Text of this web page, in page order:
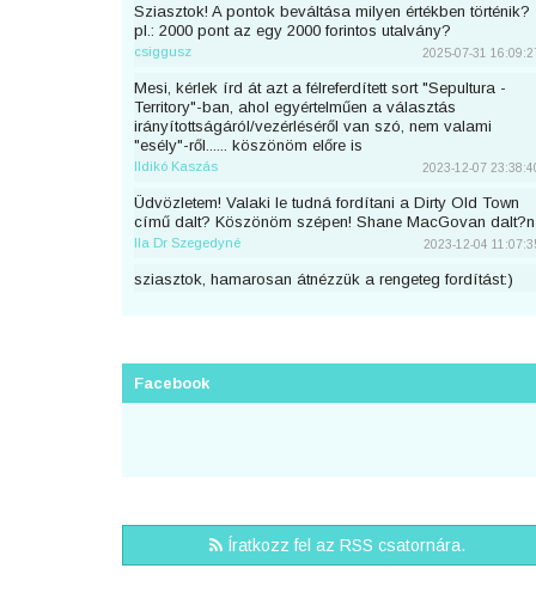
Sziasztok! A pontok beváltása milyen értékben történik?
pl.: 2000 pont az egy 2000 forintos utalvány?
csiggusz 2025-07-31
Mesi, kérlek írd át azt a félreferdített sort "Sepultura -
Territory"-ban, ahol egyértelműen a választás
irányítottságáról/vezérléséről van szó, nem valami
"esély"-ről...... köszönöm előre is
Ildikó Kaszás 2023-12-07
Üdvözletem! Valaki le tudná fordítani a Dirty Old Town
című dalt? Köszönöm szépen! Shane MacGovan dalt?n
Ila Dr Szegedyné 2023-12-04
sziasztok, hamarosan átnézzük a rengeteg fordítást:)
előtte. Át lehetne még írni a nevemre? Köszi <3
Sziasztok, én küldtem be most Taylor Swifttől a Great
War című számot, de véletlen nem voltam bejelentkezve.
A nevemre lehetne írni?
Facebook
Íratkozz fel az RSS csatornára.